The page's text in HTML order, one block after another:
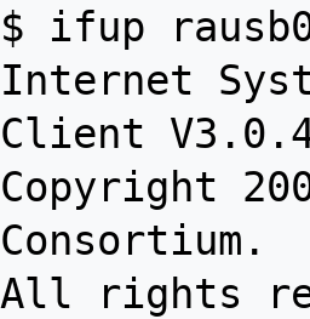
$ ifup
Internet
Client
Copyright
Consortium.
All rights